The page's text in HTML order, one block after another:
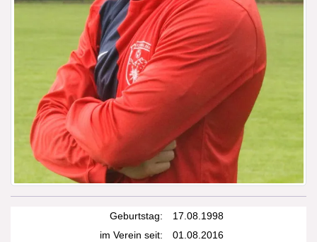
Geburtstag:
17.08.1998
im Verein seit:
01.08.2016